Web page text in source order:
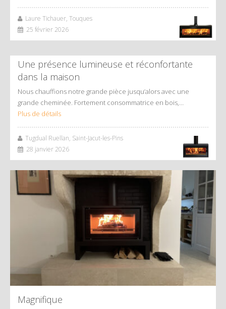
Laure Tichauer, Touques
25 février 2026
Une présence lumineuse et réconfortante
dans la maison
Nous chauffions notre grande pièce jusqu’alors avec une
grande cheminée. Fortement consommatrice en bois,…
Plus de détails
Tugdual Ruellan, Saint-Jacut-les-Pins
28 janvier 2026
Magnifique